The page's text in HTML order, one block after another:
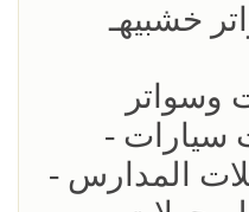
خشبيهـ
وسواتر
سيارات -
المدارس -